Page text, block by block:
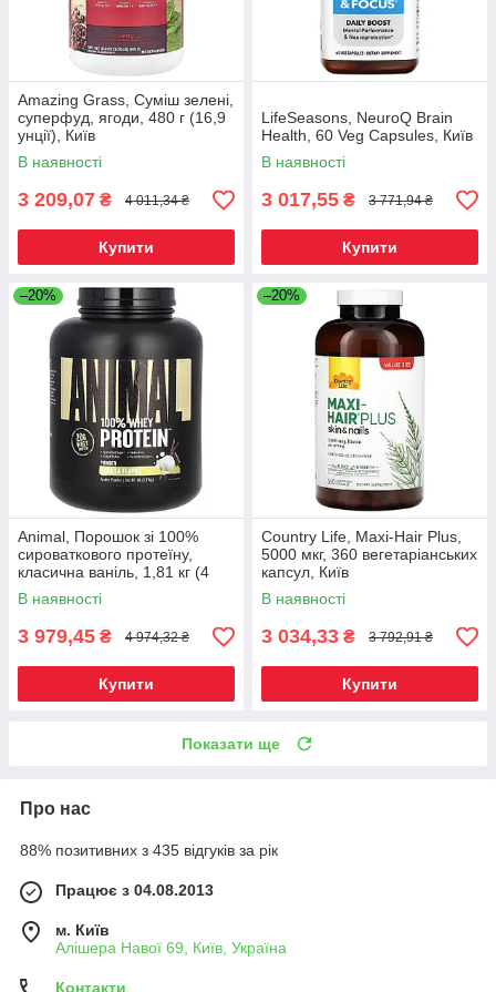
Amazing Grass, Суміш зелені,
суперфуд, ягоди, 480 г (16,9
унції), Київ
В наявності
3 209,07 ₴ 4 011,34 ₴
Купити
LifeSeasons, NeuroQ Brain
Health, 60 Veg Capsules, Київ
В наявності
3 017,55 ₴ 3 771,94 ₴
Купити
–20%
Animal, Порошок зі 100%
сироваткового протеїну,
класична ваніль, 1,81 кг (4
фунти), Київ
В наявності
3 979,45 ₴ 4 974,32 ₴
Купити
–20%
Country Life, Maxi-Hair Plus,
5000 мкг, 360 вегетаріанських
капсул, Київ
В наявності
3 034,33 ₴ 3 792,91 ₴
Купити
Показати ще
Про нас
88% позитивних з 435 відгуків за рік
Працює з 04.08.2013
м. Київ
Алішера Навої 69, Київ, Україна
Контакти